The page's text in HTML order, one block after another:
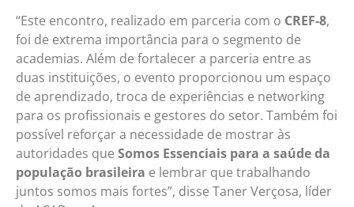
“Este encontro, realizado em parceria com o CREF-8,
foi de extrema importância para o segmento de
academias. Além de fortalecer a parceria entre as
duas instituições, o evento proporcionou um espaço
de aprendizado, troca de experiências e networking
para os profissionais e gestores do setor. Também foi
possível reforçar a necessidade de mostrar às
autoridades que Somos Essenciais para a saúde da
população brasileira e lembrar que trabalhando
juntos somos mais fortes”, disse Taner Verçosa, líder